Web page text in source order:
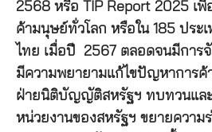
2568 หรือ TIP Report 2025 เ
ค้ามนุษย์ทั่วโลก หรือใน 185 ประ
ไทย เมื่อปี 2567 ตลอดจนมีการ
มีความพยายามแก้ไขปัญหาการค้
ฝ่ายนิติบัญญัติสหรัฐฯ ทบทวนแล
หน่วยงานของสหรัฐฯ ขยายความ